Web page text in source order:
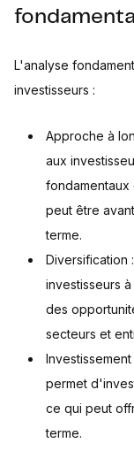
L'analyse
investisseurs :
Approche à
aux
peut être
terme.
Diversification
investisseurs
des
secteurs et
permet
ce qui peut
terme.